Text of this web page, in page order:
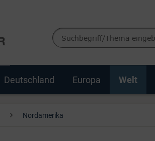
Deutschland Europa Welt
Nordamerika